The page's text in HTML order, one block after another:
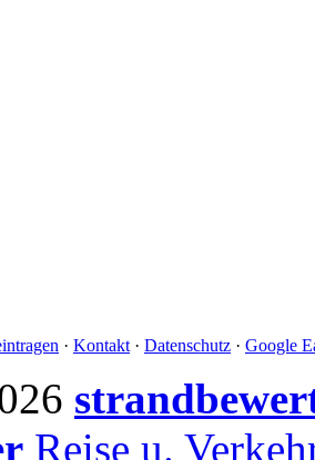
· Kontakt · Datenschutz · Google
Reise u.